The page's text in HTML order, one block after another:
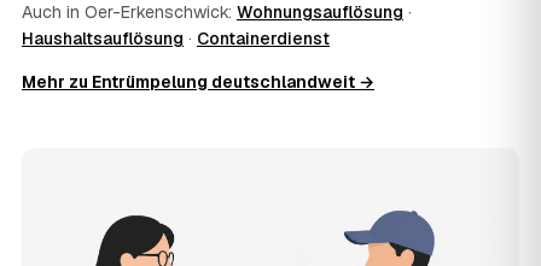
10 Was ist im Festpreis enthalten?
Der Festpreis deckt in der Regel das komplette
fachgerechte Entsorgung ab — auf Wunsch inklusive
Die Anfrage ist kostenlos und unverbindlich. AWL
Zentrum ist Vermittler: Sie schildern einmal, was raus
Auch in Oer-Erkenschwick: Wohnungsauflösung ·
Haushaltsauflösung · Containerdienst
Mehr zu Entrümpelung deutschlandweit →